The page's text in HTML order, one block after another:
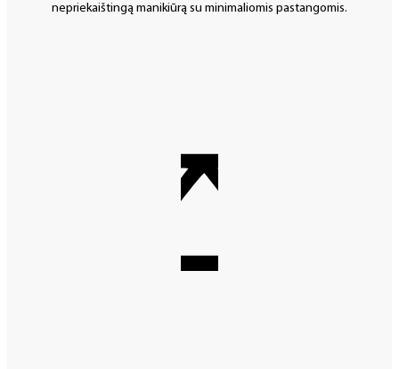
nepriekaištingą manikiūrą su minimaliomis pastangomis.